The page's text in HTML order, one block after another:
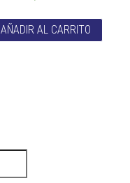
AÑADIR AL CARRITO